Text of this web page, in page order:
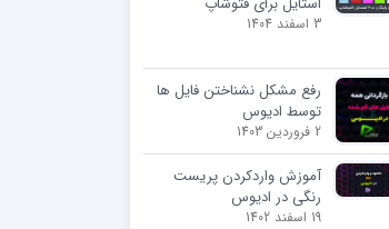
3 اسفند 1404
رفع مشکل نشناختن فایل ها
توسط ادیوس
2 فروردین 1403
آموزش واردکردن پریست
رنگی در ادیوس
19 اسفند 1402